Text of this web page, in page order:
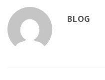
BLOG